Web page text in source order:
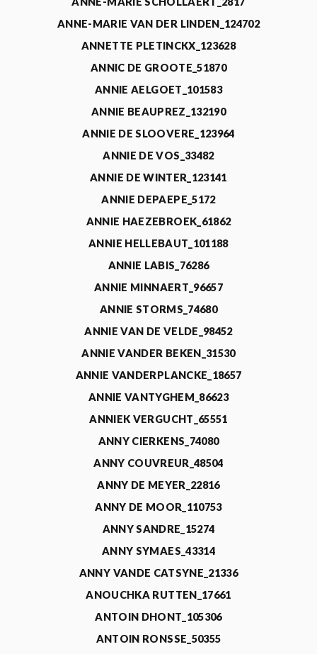
ANNE-MARIE VAN DER LINDEN_124702
ANNETTE PLETINCKX_123628
ANNIC DE GROOTE_51870
ANNIE AELGOET_101583
ANNIE BEAUPREZ_132190
ANNIE DE SLOOVERE_123964
ANNIE DE VOS_33482
ANNIE DE WINTER_123141
ANNIE DEPAEPE_5172
ANNIE HAEZEBROEK_61862
ANNIE HELLEBAUT_101188
ANNIE LABIS_76286
ANNIE MINNAERT_96657
ANNIE STORMS_74680
ANNIE VAN DE VELDE_98452
ANNIE VANDER BEKEN_31530
ANNIE VANDERPLANCKE_18657
ANNIE VANTYGHEM_86623
ANNIEK VERGUCHT_65551
ANNY CIERKENS_74080
ANNY COUVREUR_48504
ANNY DE MEYER_22816
ANNY DE MOOR_110753
ANNY SANDRE_15274
ANNY SYMAES_43314
ANNY VANDE CATSYNE_21336
ANOUCHKA RUTTEN_17661
ANTOIN DHONT_105306
ANTOIN RONSSE_50355